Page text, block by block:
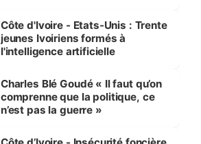
Côte d'Ivoire - Etats-Unis : Trente
jeunes Ivoiriens formés à
l'intelligence artificielle
Charles Blé Goudé « Il faut qu’on
comprenne que la politique, ce
n’est pas la guerre »